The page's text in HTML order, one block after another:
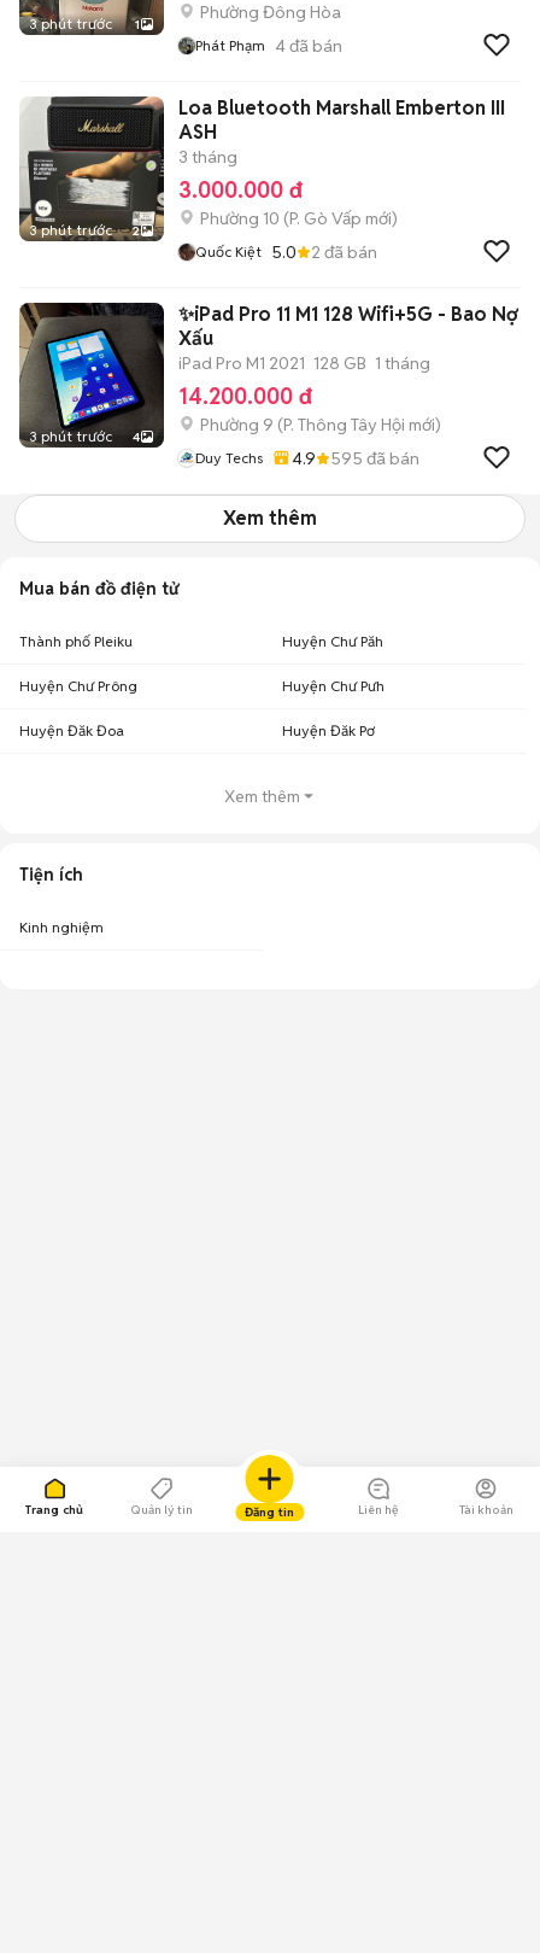
Trang chủ Quản lý tin Đăng tin Liên hệ Tài khoản
3 phút trước 1
Phường Đông Hòa
Phát Phạm 4đã bán
3 phút trước 2
Loa Bluetooth Marshall Emberton III
ASH
3 tháng
3.000.000 đ
Phường 10 (P. Gò Vấp mới)
Quốc Kiệt 5.0 2 đã bán
3 phút trước 4
✨iPad Pro 11 M1 128 Wifi+5G - Bao Nợ
Xấu
iPad Pro M1 2021 128 GB 1 tháng
14.200.000 đ
Phường 9 (P. Thông Tây Hội mới)
Duy Techs 4.9 595 đã bán
Xem thêm
Mua bán đồ điện tử
Thành phố Pleiku Huyện Chư Păh
Huyện Chư Prông Huyện Chư Pưh
Huyện Đăk Đoa Huyện Đăk Pơ
Xem thêm
Tiện ích
Kinh nghiệm